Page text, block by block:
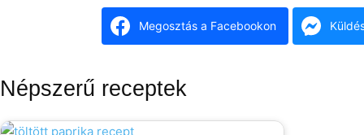
Megosztás a Facebookon
Népszerű receptek